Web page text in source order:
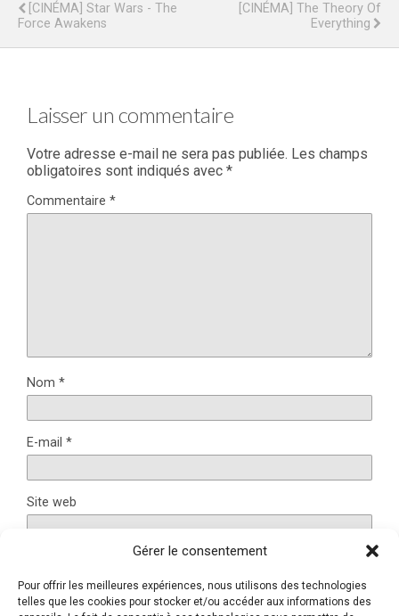
Gérer le consentement
Pour offrir les meilleures expériences, nous utilisons des technologies
telles que les cookies pour stocker et/ou accéder aux informations des
[CINÉMA] Star Wars - The
Force Awakens
[CINÉMA] The Theory Of
Everything
Laisser un commentaire
Votre adresse e-mail ne sera pas publiée. Les champs
obligatoires sont indiqués avec *
Commentaire *
Nom *
E-mail *
Site web
Ce site utilise Akismet pour réduire les indésirables.En